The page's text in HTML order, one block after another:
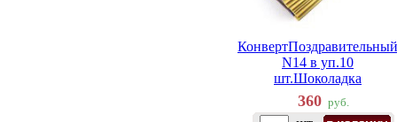
КонвертПоздравительный
N14 в уп.10
шт.Шоколадка
360 руб.